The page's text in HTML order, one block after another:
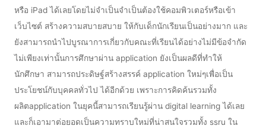
หรือ iPad ได้เลยโดยไม่จำเป็นจำเป็นต้องใช้คอมพิวเตอร์หรือเข้า
เว็บไซต์ สร้างความสบายสบาย ให้กับเด็กนักเรียนเป็นอย่างมาก และ
ยังสามารถนำไปบูรณาการเกี่ยวกับคณะที่เรียนได้อย่างไม่มีข้อจำกัด
ไม่เพียงเท่านั้นการศึกษาผ่าน application ยังเป็นผลดีที่ทำให้
นักศึกษา สามารถประดิษฐ์สร้างสรรค์ application ใหม่ๆเพื่อเป็น
ประโยชน์กับบุคคลทั่วไป ได้อีกด้วย เพราะการคิดค้นรวมทั้ง
ผลิตapplication ในยุคนี้สามารถเรียนรู้ผ่าน digital learning ได้เลย
และก็เอามาต่อยอดเป็นความทราบใหม่ที่น่าสนใจรวมทั้ง ssru ใน